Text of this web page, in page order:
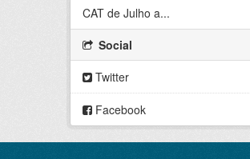
CAT de Julho a...
Social
Twitter
Facebook